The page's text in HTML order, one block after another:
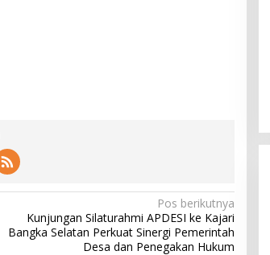
Pos berikutnya
Kunjungan Silaturahmi APDESI ke Kajari
Bangka Selatan Perkuat Sinergi Pemerintah
Desa dan Penegakan Hukum